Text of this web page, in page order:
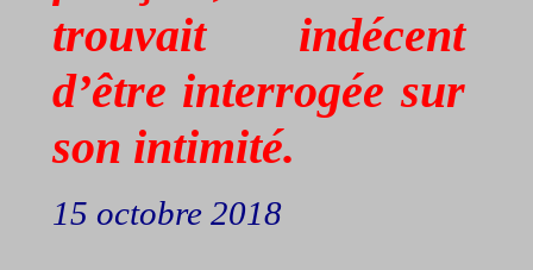
trouvait indécent
d’être interrogée sur
son intimité.
15 octobre 2018